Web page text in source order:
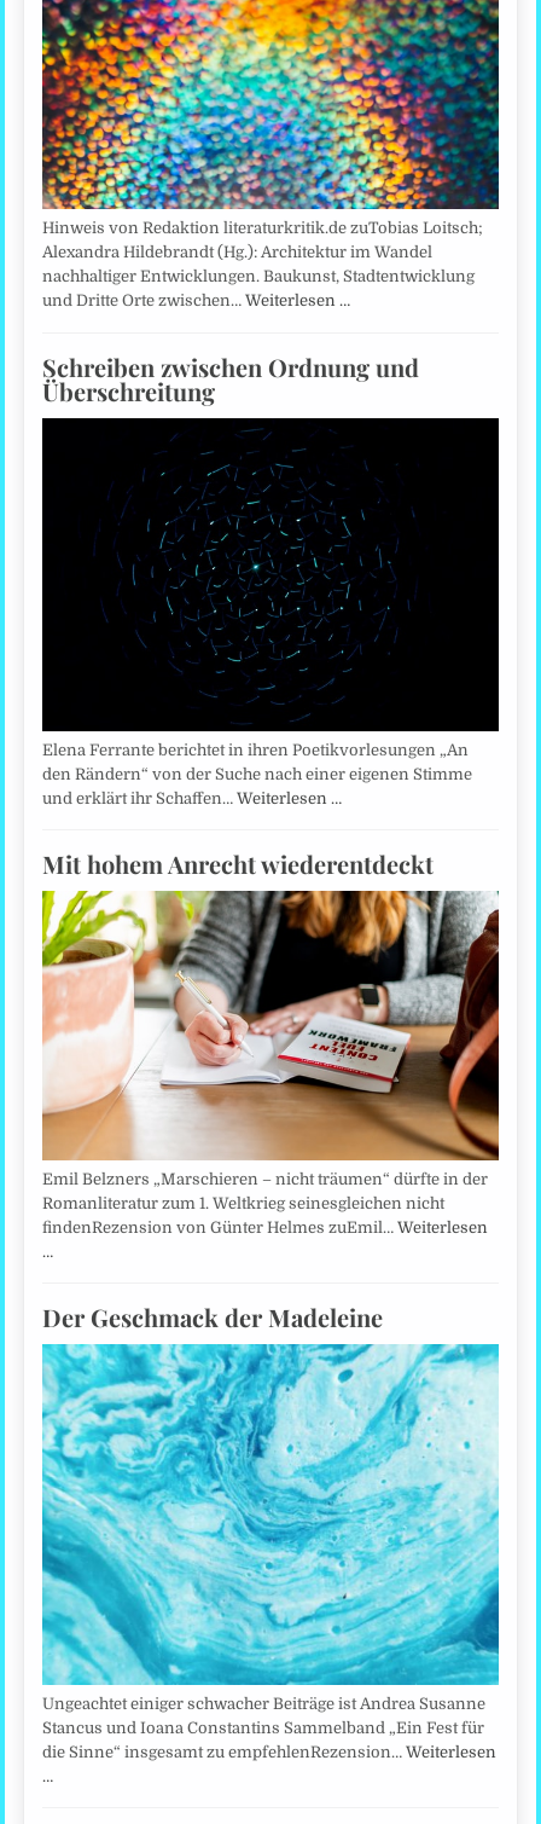
Hinweis von Redaktion literaturkritik.de zuTobias Loitsch;
Alexandra Hildebrandt (Hg.): Architektur im Wandel
nachhaltiger Entwicklungen. Baukunst, Stadtentwicklung
und Dritte Orte zwischen…Weiterlesen …
Schreiben zwischen Ordnung und
Überschreitung
Elena Ferrante berichtet in ihren Poetikvorlesungen „An
den Rändern“ von der Suche nach einer eigenen Stimme
und erklärt ihr Schaffen…Weiterlesen …
Mit hohem Anrecht wiederentdeckt
Emil Belzners „Marschieren – nicht träumen“ dürfte in der
Romanliteratur zum 1. Weltkrieg seinesgleichen nicht
findenRezension von Günter Helmes zuEmil…Weiterlesen
…
Der Geschmack der Madeleine
Ungeachtet einiger schwacher Beiträge ist Andrea Susanne
Stancus und Ioana Constantins Sammelband „Ein Fest für
die Sinne“ insgesamt zu empfehlenRezension…Weiterlesen
…